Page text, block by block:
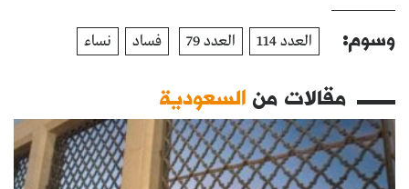
وسوم: العدد 114 العدد 79 فساد نساء
مقالات منالسعودية